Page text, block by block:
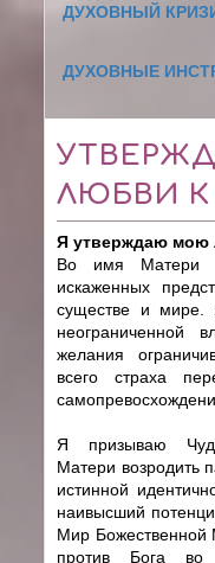
ДУХОВНЫЙ
ДУХОВНЫЕ
ЛЮБВИ К
Я утверждаю мою
Во имя Матери
искаженных
существе и мире.
неограниченной
желания
всего страха
Я призываю
Матери возродить
истинной
наивысший
Мир Божественной
против Бога